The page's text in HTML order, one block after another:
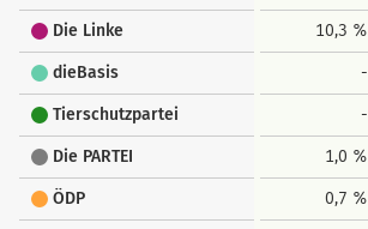
Die Linke 10,3 %
dieBasis -
Tierschutzpartei -
Die PARTEI 1,0 %
ÖDP 0,7 %